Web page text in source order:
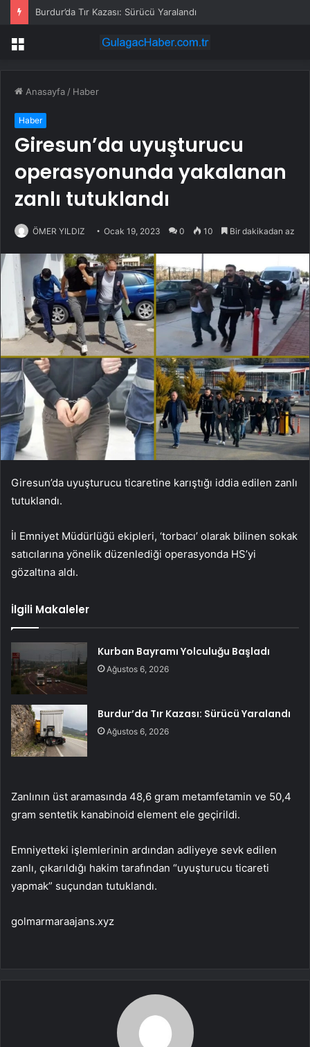
Burdur’da Tır Kazası: Sürücü Yaralandı
Menü
Anasayfa / Haber
Haber
Giresun’da uyuşturucu
operasyonunda yakalanan
zanlı tutuklandı
ÖMER YILDIZ Ocak 19, 2023 0 10 Bir dakikadan az
Giresun’da uyuşturucu ticaretine karıştığı iddia edilen zanlı
tutuklandı.
İl Emniyet Müdürlüğü ekipleri, ‘torbacı’ olarak bilinen sokak
satıcılarına yönelik düzenlediği operasyonda HS’yi
gözaltına aldı.
İlgili Makaleler
Kurban Bayramı Yolculuğu Başladı
Ağustos 6, 2026
Burdur’da Tır Kazası: Sürücü Yaralandı
Ağustos 6, 2026
Zanlının üst aramasında 48,6 gram metamfetamin ve 50,4
gram sentetik kanabinoid element ele geçirildi.
Emniyetteki işlemlerinin ardından adliyeye sevk edilen
zanlı, çıkarıldığı hakim tarafından “uyuşturucu ticareti
yapmak” suçundan tutuklandı.
golmarmaraajans.xyz